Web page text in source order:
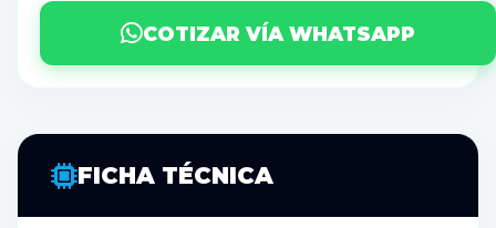
COTIZAR VÍA WHATSAPP
FICHA TÉCNICA